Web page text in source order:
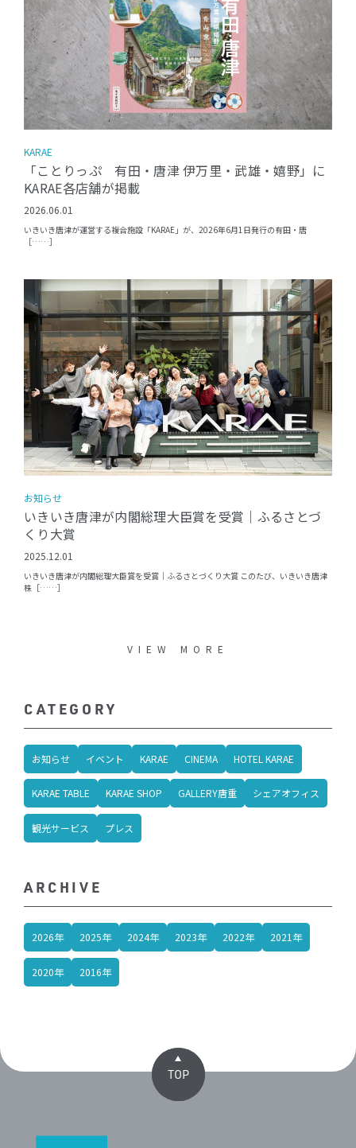
CATEGORY
お知らせ イベント KARAE CINEMA HOTEL KARAE
KARAE TABLE KARAE SHOP GALLERY唐重 シェアオフィス
観光サービス プレス
ARCHIVE
2026年 2025年 2024年 2023年 2022年 2021年
2020年 2016年
KARAE
「ことりっぷ 有田・唐津 伊万里・武雄・嬉野」に
KARAE各店舗が掲載
2026.06.01
いきいき唐津が運営する複合施設「KARAE」が、2026年6月1日発行の有田・唐
［……］
お知らせ
いきいき唐津が内閣総理大臣賞を受賞｜ふるさとづ
くり大賞
2025.12.01
いきいき唐津が内閣総理大臣賞を受賞｜ふるさとづくり大賞 このたび、いきいき唐津
株［……］
VIEW MORE
TOP